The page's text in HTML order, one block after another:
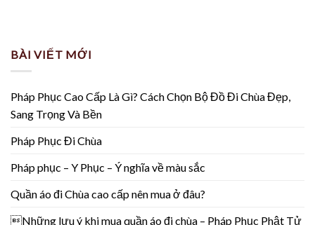
BÀI VIẾT MỚI
Pháp Phục Cao Cấp Là Gì? Cách Chọn Bộ Đồ Đi Chùa Đẹp,
Sang Trọng Và Bền
Pháp Phục Đi Chùa
Pháp phục – Y Phục – Ý nghĩa về màu sắc
Quần áo đi Chùa cao cấp nên mua ở đâu?
Những lưu ý khi mua quần áo đi chùa – Pháp Phục Phật Tử